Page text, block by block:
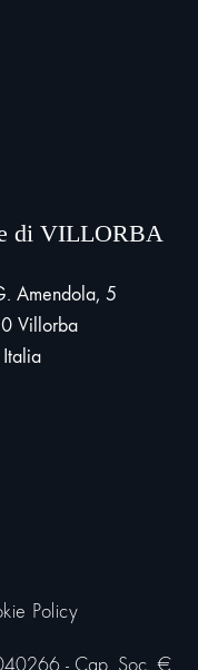
di VILLORBA
Amendola, 5
Villorba
- Cap. Soc. €
Policy